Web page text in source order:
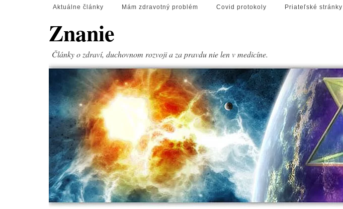
Aktuálne články Mám zdravotný problém Covid protokoly Priateľské stránky
Znanie
Články o zdraví, duchovnom rozvoji a za pravdu nie len v medicíne.